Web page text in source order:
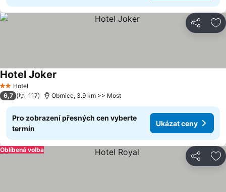
Sdílet
2 Počet hvězdiček
Hotel
Hotel Joker
6,7 117 Obrnice, 3.9 km >> Most
Pro zobrazení přesných cen vyberte
termín
Ukázat ceny
Sdílet
Oblíbená volba